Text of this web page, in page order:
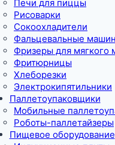
Печи для пиццы
Рисоварки
Сокоохладители
Фальцевальные
Фризеры для мягкого
Фритюрницы
Хлеборезки
Электрокипятильники
Паллетоупаковщики
Мобильные
Роботы-паллетайзеры
Пищевое оборудование